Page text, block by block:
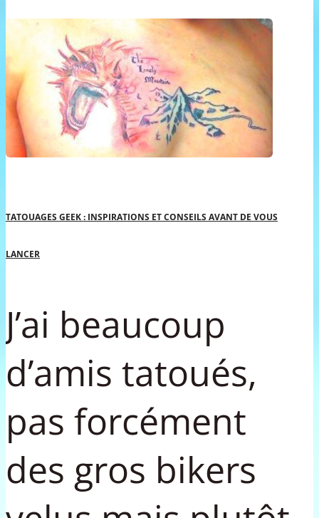
TATOUAGES GEEK : INSPIRATIONS ET CONSEILS AVANT DE VOUS
LANCER
J’ai beaucoup
d’amis tatoués,
pas forcément
des gros bikers